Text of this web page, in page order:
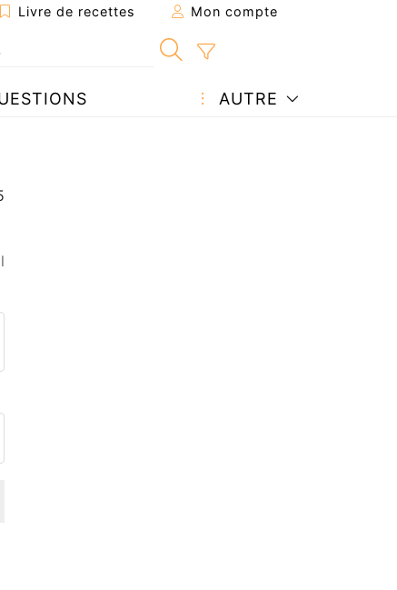
Livre de recettes Mon compte
AUTRE
à un ami
page
une question à l'auteur
votre photo de cette